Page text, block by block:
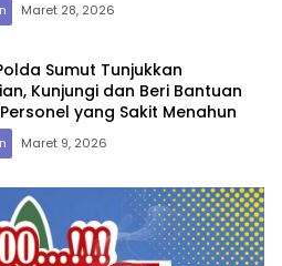
Maret 28, 2026
Sumut Tunjukkan
Kunjungi dan Beri Bantuan
yang Sakit Menahun
Maret 9, 2026